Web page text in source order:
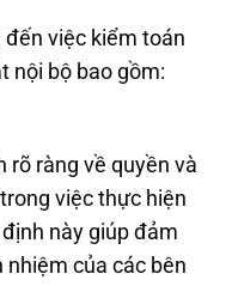
đến việc kiểm toán
nội bộ bao gồm:
rõ ràng về quyền và
việc thực hiện
này giúp đảm
nhiệm của các bên